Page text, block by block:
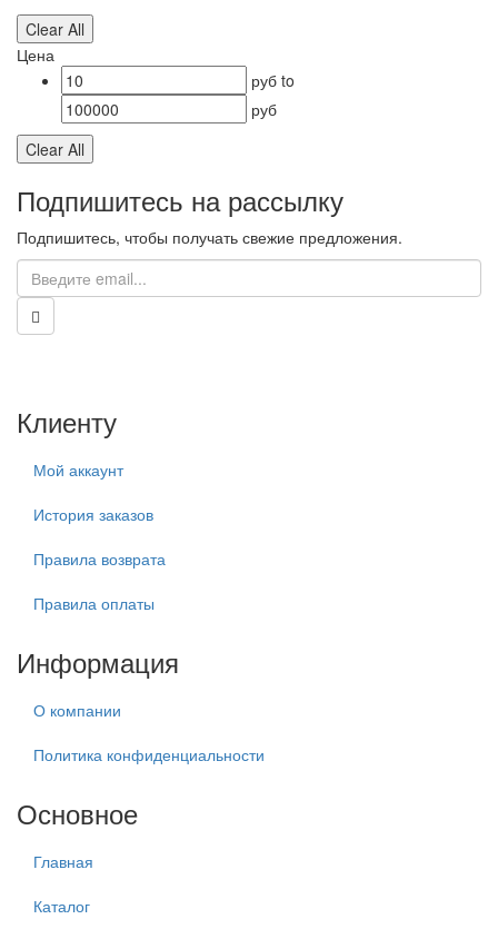
Clear All
Цена
руб to
руб
Clear All
Подпишитесь на рассылку
Подпишитесь, чтобы получать свежие предложения.
Клиенту
Мой аккаунт
История заказов
Правила возврата
Правила оплаты
Информация
О компании
Политика конфиденциальности
Основное
Главная
Каталог